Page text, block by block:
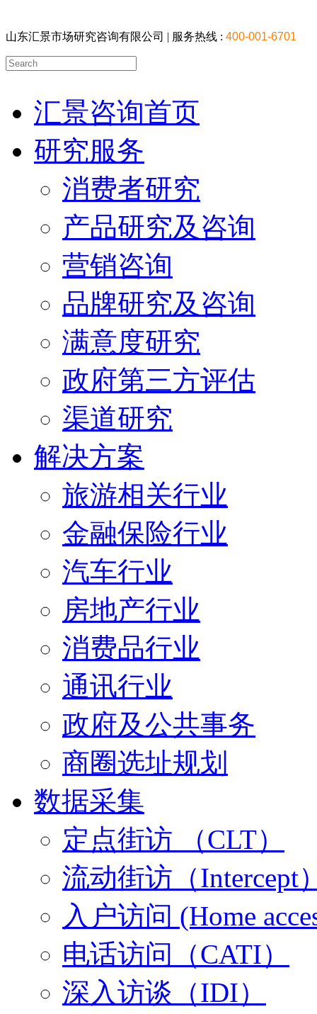
山东汇景市场研究咨询有限公司 | 服务热线 : 400-001-6701
汇景咨询首页
研究服务
消费者研究
产品研究及咨询
营销咨询
品牌研究及咨询
满意度研究
政府第三方评估
渠道研究
解决方案
旅游相关行业
金融保险行业
汽车行业
房地产行业
消费品行业
通讯行业
政府及公共事务
商圈选址规划
数据采集
定点街访 （CLT）
流动街访（Intercept
入户访问 (Home
电话访问（CATI）
深入访谈（IDI）